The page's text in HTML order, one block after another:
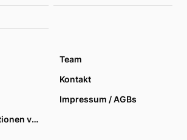
Team
Kontakt
Impressum / AGBs
Datenschutzoptionen verwalten